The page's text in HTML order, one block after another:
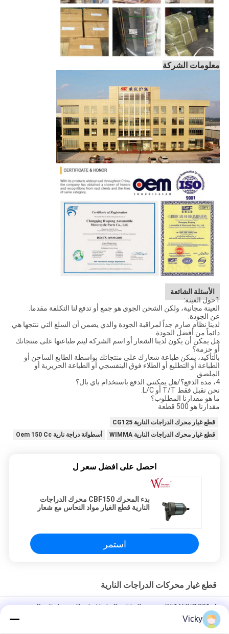
معلومات الشركة
الأسئلة الشائعة
1حول العينة:
العينة مجانية، ولكن الشحن الجوي هو جمع أو تدفع لنا التكلفة مقدما.
عن الجودة:
لدينا نظام صارم جداً لمراقبة الجودة والذي يضمن أن السلع التي ننتجها هي
دائماً من أفضل الجودة.
هل يمكن أن يكون لدينا الشعار أو اسم الشركة ليتم طباعتها على منتجاتك
أو حزمة؟
بالتأكيد، يمكن طباعة شعارك على منتجاتك بواسطة الطابع الساخن أو
الطباعة أو التطليع أو الطلاء فوق البنفسجي أو الطباعة الحريرية أو
الملصق.
4، مدة الدفع؟/هل يمكنني الدفع باستخدام باي بال؟
نحن نقبل فقط T/T أو L/C.
ما هو مقدارنا المطلوب؟
مقدارنا هو 500 قطعة
قطع غيار محرك الدراجات النارية CG125
قطع غيار محرك الدراجات النارية WIMMA
أسطوانة دراجة نارية Oem 150 Cc
احصل على افضل سعر ل
بدء المحرك CBF150 محرك الدراجات
النارية قطع الغيار مواد النحاس مع شعار
استمر
قطع غيار محركات الدراجات النارية
Car Exterior Parts High-Quality Bumper B516F271301-4
CHANAN OSHAN​ Z6 Starry White
Vicky